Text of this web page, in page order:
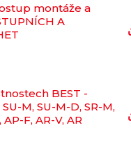
montáže a
A
BEST -
M, SU-M-D, SR-M,
AP-F, AR-V, AR